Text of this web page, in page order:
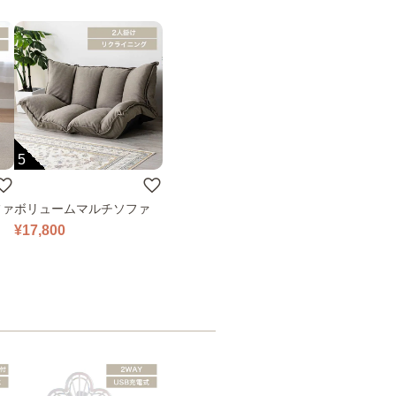
5
ボリュームマルチソファ
¥17,800